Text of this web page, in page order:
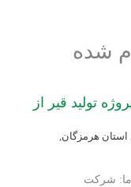
شده
تولید قیر از
استان هرمزگان,
شرکت